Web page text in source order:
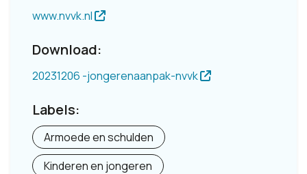
www.nvvk.nl
Download:
20231206 -jongerenaanpak-nvvk
Labels:
Armoede en schulden
Kinderen en jongeren